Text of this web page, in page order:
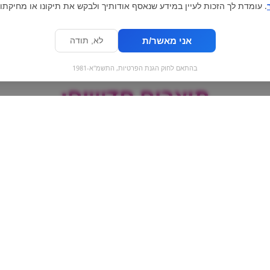
מוצרים חדשים:
. עומדת לך הזכות לעיין במידע שנאסף אודותיך ולבקש את תיקונו או
אני מאשר/ת לא, תודה
בהתאם לחוק הגנת הפרטיות, התשמ"א-1981